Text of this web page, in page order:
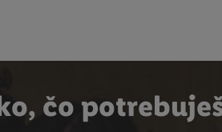
čo